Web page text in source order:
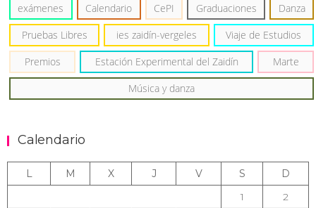
exámenes Calendario CePI Graduaciones Danza
Pruebas Libres ies zaidín-vergeles Viaje de Estudios
Premios Estación Experimental del Zaidín Marte
Música y danza
Calendario
L M X J V S
D
1
2